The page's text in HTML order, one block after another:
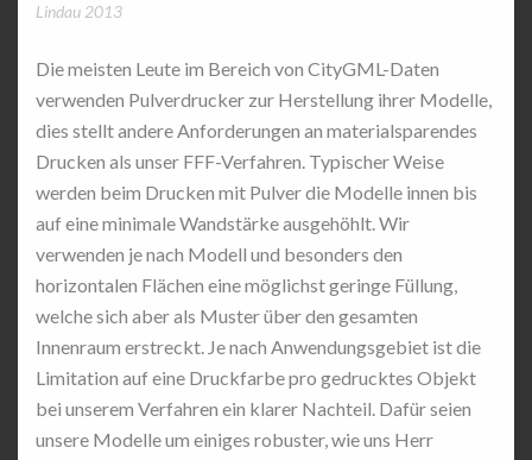
Lindau 2013
Die meisten Leute im Bereich von CityGML-Daten
verwenden Pulverdrucker zur Herstellung ihrer Modelle,
dies stellt andere Anforderungen an materialsparendes
Drucken als unser FFF-Verfahren. Typischer Weise
werden beim Drucken mit Pulver die Modelle innen bis
auf eine minimale Wandstärke ausgehöhlt. Wir
verwenden je nach Modell und besonders den
horizontalen Flächen eine möglichst geringe Füllung,
welche sich aber als Muster über den gesamten
Innenraum erstreckt. Je nach Anwendungsgebiet ist die
Limitation auf eine Druckfarbe pro gedrucktes Objekt
bei unserem Verfahren ein klarer Nachteil. Dafür seien
unsere Modelle um einiges robuster, wie uns Herr